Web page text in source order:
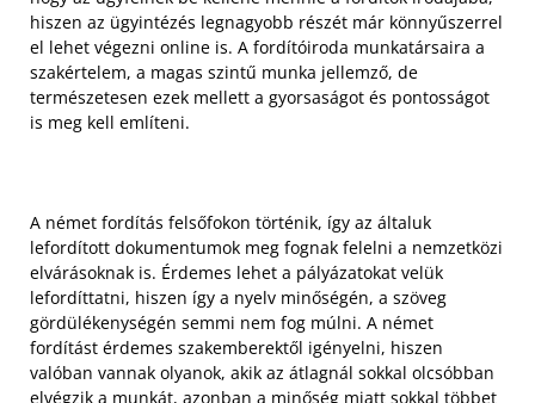
hiszen az ügyintézés legnagyobb részét már könnyűszerrel
el lehet végezni online is. A fordítóiroda munkatársaira a
szakértelem, a magas szintű munka jellemző, de
természetesen ezek mellett a gyorsaságot és pontosságot
is meg kell említeni.
A német fordítás felsőfokon történik, így az általuk
lefordított dokumentumok meg fognak felelni a nemzetközi
elvárásoknak is. Érdemes lehet a pályázatokat velük
lefordíttatni, hiszen így a nyelv minőségén, a szöveg
gördülékenységén semmi nem fog múlni. A német
fordítást érdemes szakemberektől igényelni, hiszen
valóban vannak olyanok, akik az átlagnál sokkal olcsóbban
elvégzik a munkát, azonban a minőség miatt sokkal többet